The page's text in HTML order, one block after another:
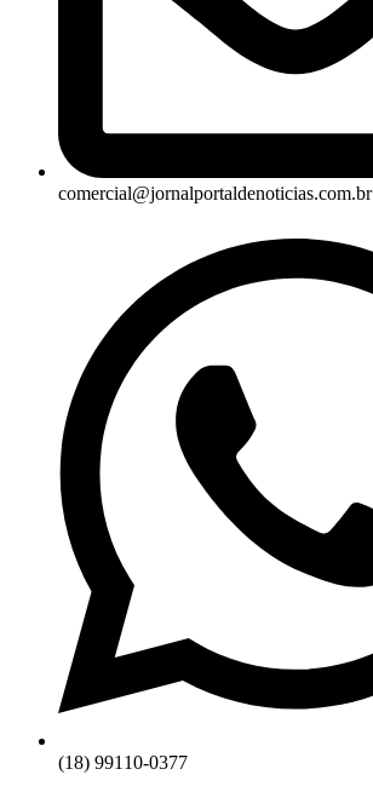
comercial@jornalportaldenoticias.com.br
(18) 99110-0377